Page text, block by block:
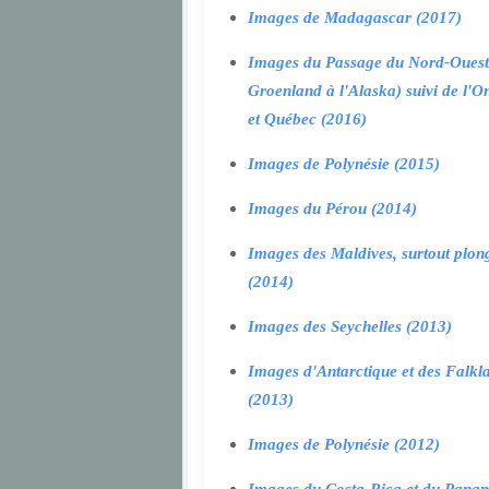
Images de Madagascar (2017)
Images du Passage du Nord-
Groenland à l'Alaska) suivi de
et Québec (2016)
Images de Polynésie (2015)
Images du Pérou (2014)
Images des Maldives, surtout
(2014)
Images des Seychelles (2013)
Images d'Antarctique et des
(2013)
Images de Polynésie (2012)